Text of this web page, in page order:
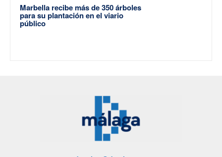
Marbella recibe más de 350 árboles
para su plantación en el viario
público